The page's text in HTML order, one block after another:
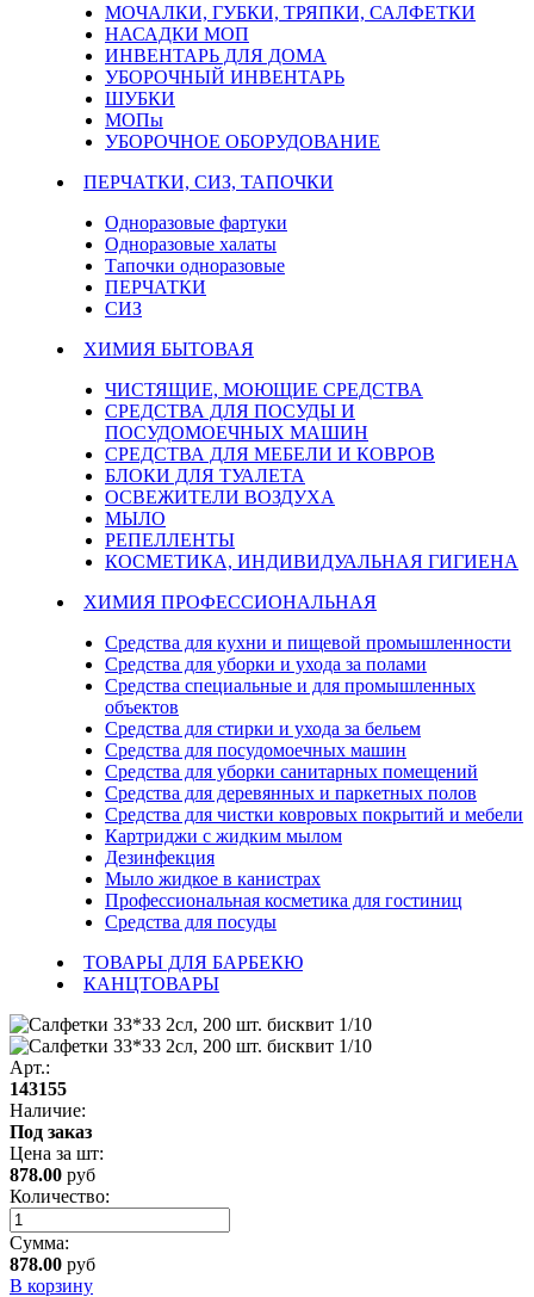
МОЧАЛКИ, ГУБКИ, ТРЯПКИ, САЛФЕТКИ
НАСАДКИ МОП
ИНВЕНТАРЬ ДЛЯ ДОМА
УБОРОЧНЫЙ ИНВЕНТАРЬ
ШУБКИ
МОПы
УБОРОЧНОЕ ОБОРУДОВАНИЕ
ПЕРЧАТКИ, СИЗ, ТАПОЧКИ
Одноразовые фартуки
Одноразовые халаты
Тапочки одноразовые
ПЕРЧАТКИ
СИЗ
ХИМИЯ БЫТОВАЯ
ЧИСТЯЩИЕ, МОЮЩИЕ СРЕДСТВА
СРЕДСТВА ДЛЯ ПОСУДЫ И
ПОСУДОМОЕЧНЫХ МАШИН
СРЕДСТВА ДЛЯ МЕБЕЛИ И КОВРОВ
БЛОКИ ДЛЯ ТУАЛЕТА
ОСВЕЖИТЕЛИ ВОЗДУХА
МЫЛО
РЕПЕЛЛЕНТЫ
КОСМЕТИКА, ИНДИВИДУАЛЬНАЯ ГИГИЕНА
ХИМИЯ ПРОФЕССИОНАЛЬНАЯ
Средства для кухни и пищевой промышленности
Средства для уборки и ухода за полами
Средства специальные и для промышленных
объектов
Средства для стирки и ухода за бельем
Средства для посудомоечных машин
Средства для уборки санитарных помещений
Средства для деревянных и паркетных полов
Средства для чистки ковровых покрытий и мебели
Картриджи с жидким мылом
Дезинфекция
Мыло жидкое в канистрах
Профессиональная косметика для гостиниц
Средства для посуды
ТОВАРЫ ДЛЯ БАРБЕКЮ
КАНЦТОВАРЫ
Арт.:
143155
Наличие:
Под заказ
Цена за шт:
878.00 руб
Количество:
Сумма:
878.00 руб
В корзину